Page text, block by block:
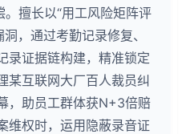
擅长以“用工风险矩阵评
，通过考勤记录修复、
录证据链构建，精准锁定
某互联网大厂百人裁员纠
，助员工群体获N+3倍赔
维权时，运用隐蔽录音证